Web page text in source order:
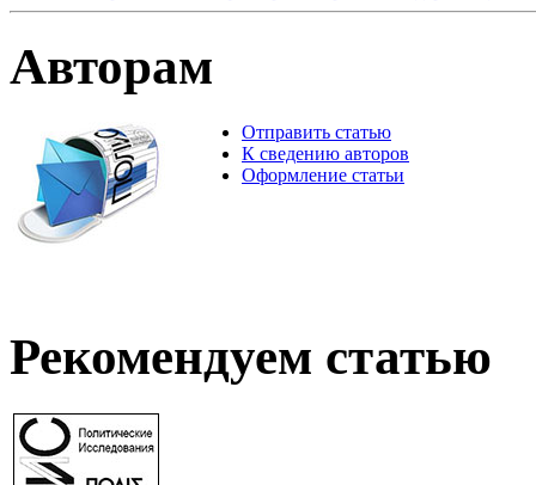
Авторам
Отправить статью
К сведению авторов
Оформление статьи
Рекомендуем статью